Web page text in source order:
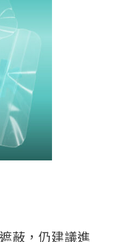
蔽，仍建議進